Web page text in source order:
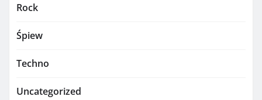
Rock
Śpiew
Techno
Uncategorized